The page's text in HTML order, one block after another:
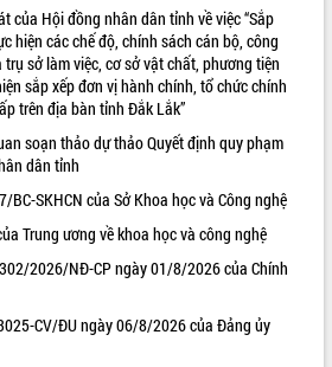
năm
phí
kỳ
của Hội đồng nhân dân tỉnh về việc “Sắp
hiện các chế độ, chính sách cán bộ, công
sở làm việc, cơ sở vật chất, phương tiện
sắp xếp đơn vị hành chính, tổ chức chính
trên địa bàn tỉnh Đắk Lắk”
soạn thảo dự thảo Quyết định quy phạm
dân tỉnh
BC-SKHCN của Sở Khoa học và Công nghệ
Trung ương về khoa học và công nghệ
2026/NĐ-CP ngày 01/8/2026 của Chính
CV/ĐU ngày 06/8/2026 của Đảng ủy